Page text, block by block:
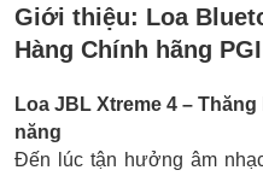
Giới thiệu: Loa
Hàng Chính hãng
Loa JBL Xtreme 4 –
năng
Đến lúc tận hưởng âm